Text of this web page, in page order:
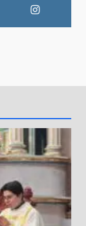
DE LA
por
a